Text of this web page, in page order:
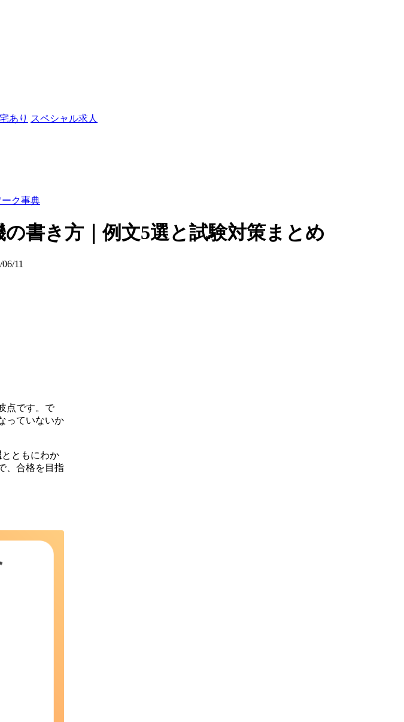
あり スペシャル求人
ク事典
書き方｜例文5選と試験対策まとめ
11
点です。で
っていないか
とともにわか
、合格を目指